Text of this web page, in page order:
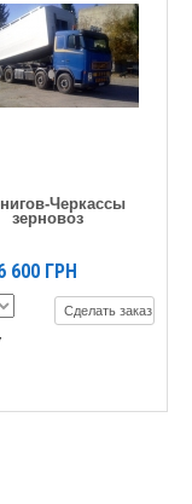
Черкассы
зерновоз
600 ГРН
Сделать заказ